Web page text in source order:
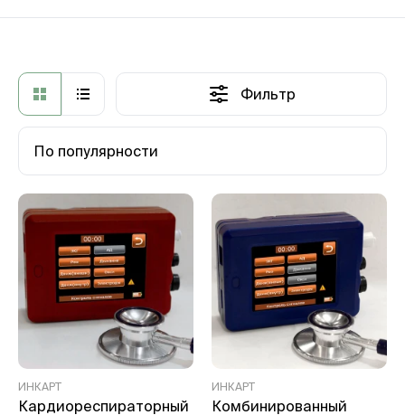
Фильтр
По популярности
ИНКАРТ
Кардиореспираторный
ИНКАРТ
Комбинированный